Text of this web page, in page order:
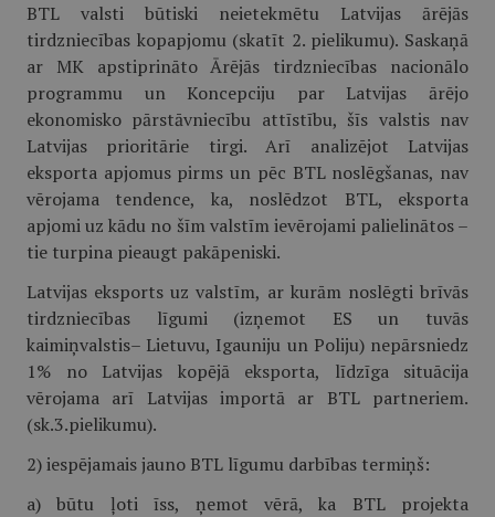
BTL valsti būtiski neietekmētu Latvijas ārējās
tirdzniecības kopapjomu (skatīt 2. pielikumu). Saskaņā
ar MK apstiprināto Ārējās tirdzniecības nacionālo
programmu un Koncepciju par Latvijas ārējo
ekonomisko pārstāvniecību attīstību, šīs valstis nav
Latvijas prioritārie tirgi. Arī analizējot Latvijas
eksporta apjomus pirms un pēc BTL noslēgšanas, nav
vērojama tendence, ka, noslēdzot BTL, eksporta
apjomi uz kādu no šīm valstīm ievērojami palielinātos –
tie turpina pieaugt pakāpeniski.
Latvijas eksports uz valstīm, ar kurām noslēgti brīvās
tirdzniecības līgumi (izņemot ES un tuvās
kaimiņvalstis– Lietuvu, Igauniju un Poliju) nepārsniedz
1% no Latvijas kopējā eksporta, līdzīga situācija
vērojama arī Latvijas importā ar BTL partneriem.
(sk.3.pielikumu).
2) iespējamais jauno BTL līgumu darbības termiņš:
a) būtu ļoti īss, ņemot vērā, ka BTL projekta